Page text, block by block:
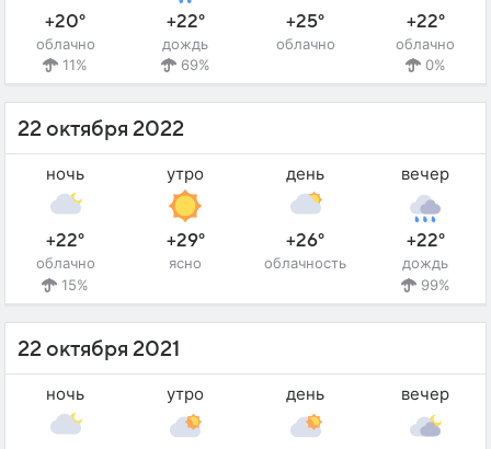
+20°
облачно
11%
+22°
дождь
69%
+25°
облачно
+22°
облачно
0%
22 октября 2022
ночь
+22°
облачно
15%
утро
+29°
ясно
день
+26°
облачность
вечер
+22°
дождь
99%
22 октября 2021
ночь утро день вечер